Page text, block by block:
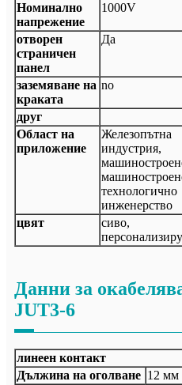
Номинално
напрежение
1000V
отворен
страничен
панел
Да
заземяване на
краката
no
друг
Област на
приложение
Железопътна
индустрия,
технологично
инженерство
цвят
сиво,
Данни за
JUT3-6
линеен контакт
Дължина на оголване 12 мм